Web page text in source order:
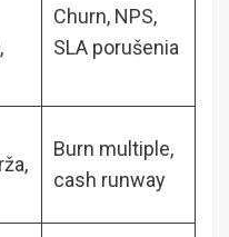
Churn, NPS,
SLA porušenia
Burn multiple,
cash runway